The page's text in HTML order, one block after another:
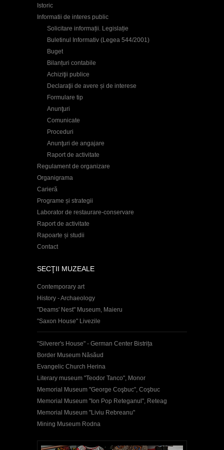
Istoric
Informatii de interes public
Solicitare informații. Legislație
Buletinul Informativ (Legea 544/2001)
Buget
Bilanțuri contabile
Achiziţii publice
Declaraţii de avere și de interese
Formulare tip
Anunţuri
Comunicate
Proceduri
Anunţuri de angajare
Raport de activitate
Regulament de organizare
Organigrama
Carieră
Programe și strategii
Laborator de restaurare-conservare
Raport de activitate
Rapoarte și studii
Contact
SECŢII MUZEALE
Contemporary art
History - Archaeology
"Deams' Nest" Museum, Maieru
"Saxon House" Livezile
"Silverer's House" - German Center Bistrița
Border Museum Năsăud
Evangelic Church Herina
Literary museum "Teodor Tanco", Monor
Memorial Museum "George Coşbuc", Coşbuc
Memorial Museum "Ion Pop Reteganul", Reteag
Memorial Museum "Liviu Rebreanu"
Mining Museum Rodna